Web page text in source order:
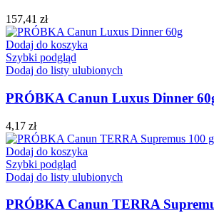
157,41 zł
Dodaj do koszyka
Szybki podgląd
Dodaj do listy ulubionych
PRÓBKA Canun Luxus Dinner
4,17 zł
Dodaj do koszyka
Szybki podgląd
Dodaj do listy ulubionych
PRÓBKA Canun TERRA